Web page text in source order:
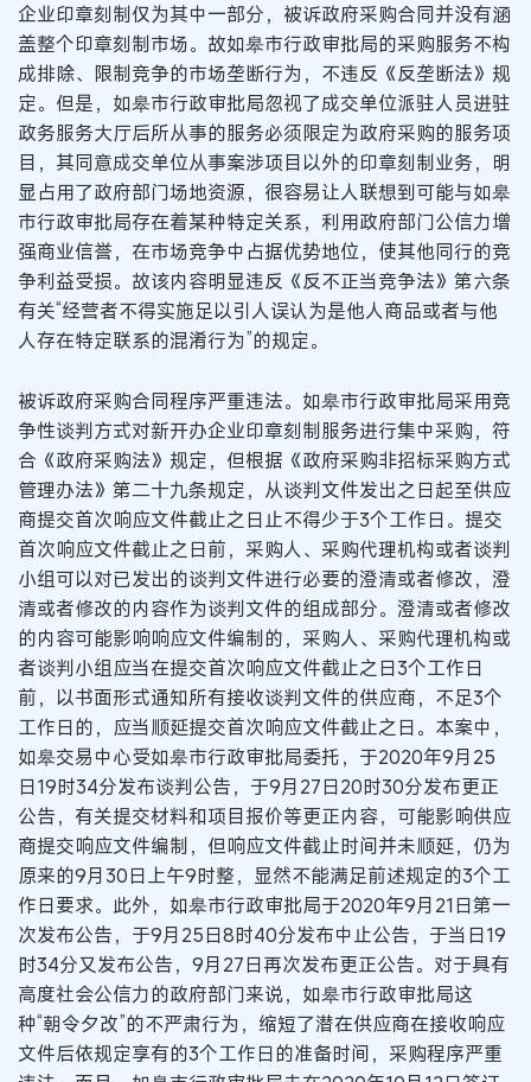
企业印章刻制仅为其中一部分，被诉政府采购合同并没有涵
盖整个印章刻制市场。故如皋市行政审批局的采购服务不构
成排除、限制竞争的市场垄断行为，不违反《反垄断法》规
定。但是，如皋市行政审批局忽视了成交单位派驻人员进驻
政务服务大厅后所从事的服务必须限定为政府采购的服务项
目，其同意成交单位从事案涉项目以外的印章刻制业务，明
显占用了政府部门场地资源，很容易让人联想到可能与如皋
市行政审批局存在着某种特定关系，利用政府部门公信力增
强商业信誉，在市场竞争中占据优势地位，使其他同行的竞
争利益受损。故该内容明显违反《反不正当竞争法》第六条
有关“经营者不得实施足以引人误认为是他人商品或者与他
人存在特定联系的混淆行为”的规定。
被诉政府采购合同程序严重违法。如皋市行政审批局采用竞
争性谈判方式对新开办企业印章刻制服务进行集中采购，符
合《政府采购法》规定，但根据《政府采购非招标采购方式
管理办法》第二十九条规定，从谈判文件发出之日起至供应
商提交首次响应文件截止之日止不得少于3个工作日。提交
首次响应文件截止之日前，采购人、采购代理机构或者谈判
小组可以对已发出的谈判文件进行必要的澄清或者修改，澄
清或者修改的内容作为谈判文件的组成部分。澄清或者修改
的内容可能影响响应文件编制的，采购人、采购代理机构或
者谈判小组应当在提交首次响应文件截止之日3个工作日
前，以书面形式通知所有接收谈判文件的供应商，不足3个
工作日的，应当顺延提交首次响应文件截止之日。本案中，
如皋交易中心受如皋市行政审批局委托，于2020年9月25
日19时34分发布谈判公告，于9月27日20时30分发布更正
公告，有关提交材料和项目报价等更正内容，可能影响供应
商提交响应文件编制，但响应文件截止时间并未顺延，仍为
原来的9月30日上午9时整，显然不能满足前述规定的3个工
作日要求。此外，如皋市行政审批局于2020年9月21日第一
次发布公告，于9月25日8时40分发布中止公告，于当日19
时34分又发布公告，9月27日再次发布更正公告。对于具有
高度社会公信力的政府部门来说，如皋市行政审批局这
种“朝令夕改”的不严肃行为，缩短了潜在供应商在接收响应
文件后依规定享有的3个工作日的准备时间，采购程序严重